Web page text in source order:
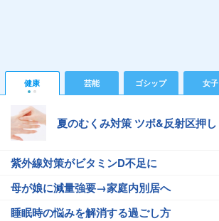
健康 芸能 ゴシップ 女子
夏のむくみ対策 ツボ&反射区押し
紫外線対策がビタミンD不足に
母が娘に減量強要→家庭内別居へ
睡眠時の悩みを解消する過ごし方